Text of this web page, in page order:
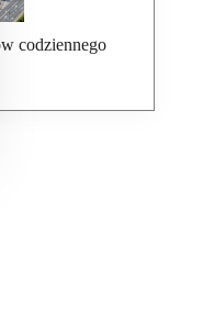
codziennego